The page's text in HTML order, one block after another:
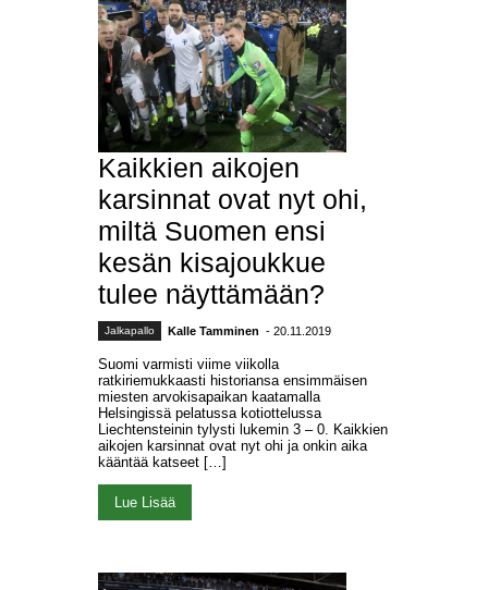
Kaikkien aikojen
karsinnat ovat nyt ohi,
miltä Suomen ensi
kesän kisajoukkue
tulee näyttämään?
Jalkapallo Kalle Tamminen - 20.11.2019
Suomi varmisti viime viikolla
ratkiriemukkaasti historiansa ensimmäisen
miesten arvokisapaikan kaatamalla
Helsingissä pelatussa kotiottelussa
Liechtensteinin tylysti lukemin 3 – 0. Kaikkien
aikojen karsinnat ovat nyt ohi ja onkin aika
kääntää katseet […]
Lue Lisää